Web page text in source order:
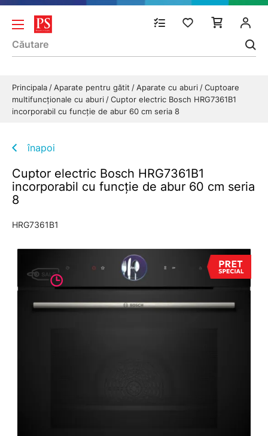
Principala Aparate pentru gătit Aparate cu aburi
Cuptoare
multifuncționale cu aburi
Cuptor electric Bosch HRG7361B1
incorporabil cu funcție de abur 60 cm seria 8
înapoi
Cuptor electric Bosch HRG7361B1
incorporabil cu funcție de abur 60 cm seria
8
HRG7361B1